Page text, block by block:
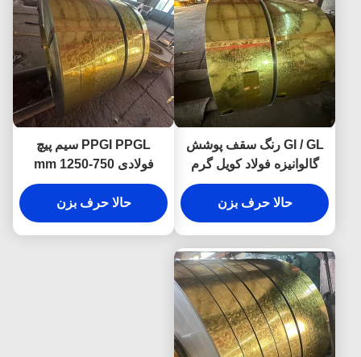
GI / GL رنگ سقف پوشش
گالوانیزه فولاد کویل گرم
غوطه 0.12mm-4mm
حالا حرف بزن
PPGI PPGL سیم پیچ
فولادی 750-1250 mm
0.4mm 0.5mm با سرویس
برش
حالا حرف بزن